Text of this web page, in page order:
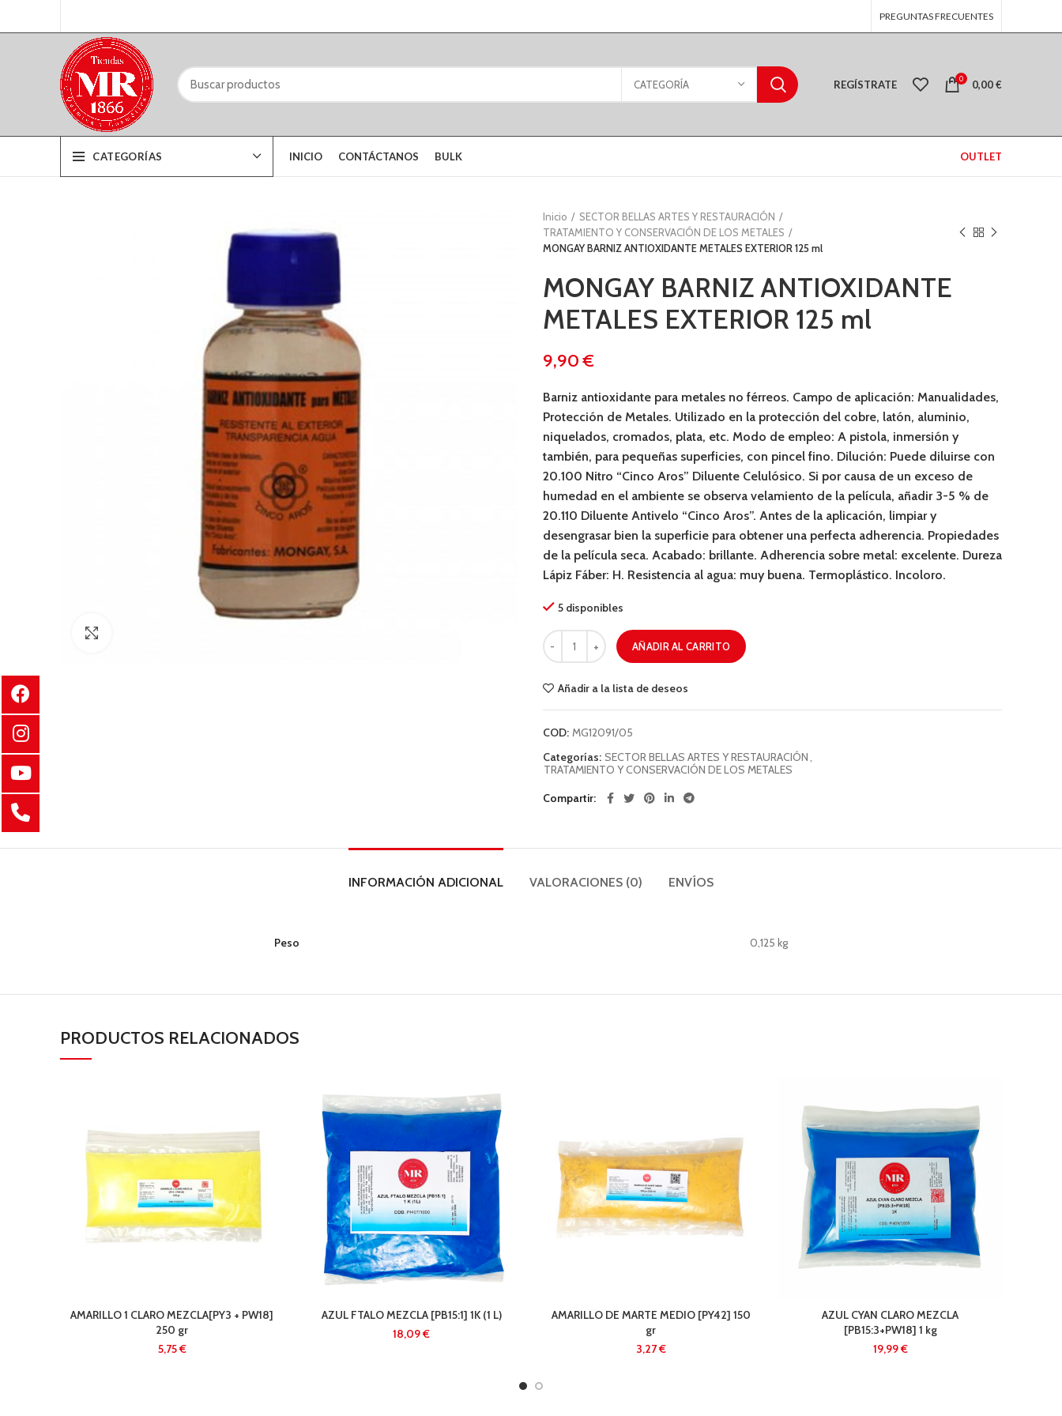
PREGUNTAS FRECUENTES
CATEGORÍA REGÍSTRATE 0 0,00€
CATEGORÍAS INICIO CONTÁCTANOS BULK OUTLET
Inicio
SECTOR BELLAS ARTES Y RESTAURACIÓN
TRATAMIENTO Y CONSERVACIÓN DE LOS METALES
MONGAY BARNIZ ANTIOXIDANTE METALES EXTERIOR 125 ml
MONGAY BARNIZ ANTIOXIDANTE
METALES EXTERIOR 125 ml
€
Barniz antioxidante para metales no férreos. Campo de aplicación: Manualidades,
Protección de Metales. Utilizado en la protección del cobre, latón, aluminio,
niquelados, cromados, plata, etc. Modo de empleo: A pistola, inmersión y
también, para pequeñas superficies, con pincel fino. Dilución: Puede diluirse con
20.100 Nitro “Cinco Aros” Diluente Celulósico. Si por causa de un exceso de
humedad en el ambiente se observa velamiento de la película, añadir 3-5 % de
20.110 Diluente Antivelo “Cinco Aros”. Antes de la aplicación, limpiar y
desengrasar bien la superficie para obtener una perfecta adherencia. Propiedades
de la película seca. Acabado: brillante. Adherencia sobre metal: excelente. Dureza
Lápiz Fáber: H. Resistencia al agua: muy buena. Termoplástico. Incoloro.
5 disponibles
AÑADIR AL CARRITO
Añadir a la lista de deseos
COD: MG12091/05
Categorías: SECTOR BELLAS ARTES Y RESTAURACIÓN,
TRATAMIENTO Y CONSERVACIÓN DE LOS METALES
Compartir
INFORMACIÓN ADICIONAL VALORACIONES (0) ENVÍOS
Peso 0,125 kg
PRODUCTOS RELACIONADOS
AMARILLO 1 CLARO MEZCLA[PY3 + PW18]
250 gr
€
AZUL FTALO MEZCLA [PB15:1] 1K (1 L)
€
AMARILLO DE MARTE MEDIO [PY42] 150
gr
€
AZUL CYAN CLARO MEZCLA
[PB15:3+PW18] 1 kg
€